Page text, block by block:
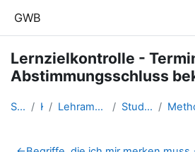
GWB
Lernzielkontrolle -
Abstimmungsschluss
Startseite Kurse Lehramtsausbildung GW im Clust... Studentische Lernkurse
Abschnittsübersicht